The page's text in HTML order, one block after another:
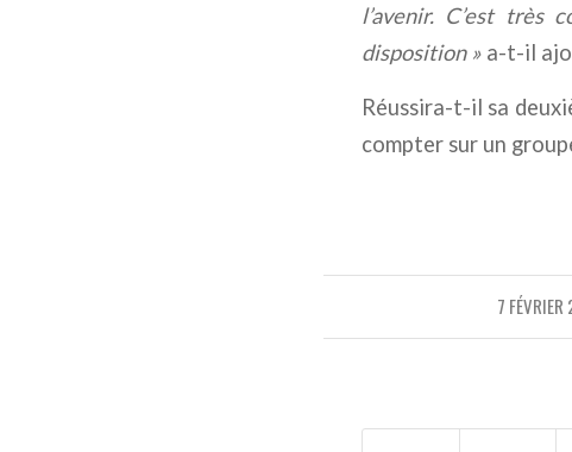
l’avenir. C’est
disposition » a-t-il
Réussira-t-il sa
compter sur un
7 /